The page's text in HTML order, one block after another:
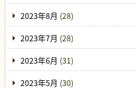
2023年8月 (28)
2023年7月 (28)
2023年6月 (31)
2023年5月 (30)